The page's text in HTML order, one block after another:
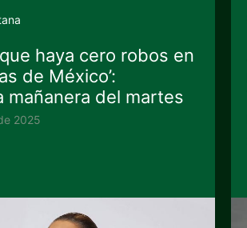
haya cero robos en
de México’:
mañanera del martes
2025